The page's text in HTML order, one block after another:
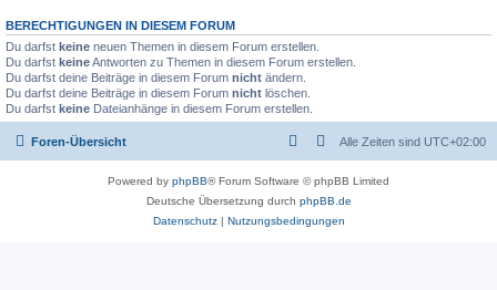
BERECHTIGUNGEN IN DIESEM FORUM
Du darfst keine neuen Themen in diesem Forum erstellen.
Du darfst keineAntworten zu Themen in diesem Forum erstellen.
Du darfst deine Beiträge in diesem Forum nicht ändern.
Du darfst deine Beiträge in diesem Forum nicht löschen.
Du darfst keine Dateianhänge in diesem Forum erstellen.
Foren-Übersicht Alle Zeiten sind UTC+02:00
Powered by phpBB® Forum Software © phpBB Limited
Deutsche Übersetzung durch phpBB.de
Datenschutz| Nutzungsbedingungen